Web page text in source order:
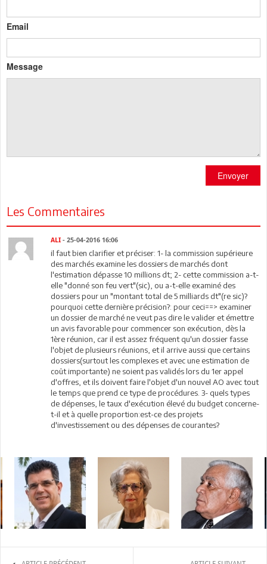
Email
Message
Envoyer
Les Commentaires
ALI - 25-04-2016 16:06
il faut bien clarifier et préciser: 1- la commission supérieure
des marchés examine les dossiers de marchés dont
l'estimation dépasse 10 millions dt; 2- cette commission a-t-
elle "donné son feu vert"(sic), ou a-t-elle examiné des
dossiers pour un "montant total de 5 milliards dt"(re sic)?
pourquoi cette dernière précision?: pour ceci==> examiner
un dossier de marché ne veut pas dire le valider et émettre
un avis favorable pour commencer son exécution, dès la
1ère réunion, car il est assez fréquent qu'un dossier fasse
l'objet de plusieurs réunions, et il arrive aussi que certains
dossiers(surtout les complexes et avec une estimation de
coût importante) ne soient pas validés lors du 1er appel
d'offres, et ils doivent faire l'objet d'un nouvel AO avec tout
le temps que prend ce type de procédures. 3- quels types
de dépenses, le taux d'exécution élevé du budget concerne-
t-il et à quelle proportion:est-ce des projets
d'investissement ou des dépenses de courantes?